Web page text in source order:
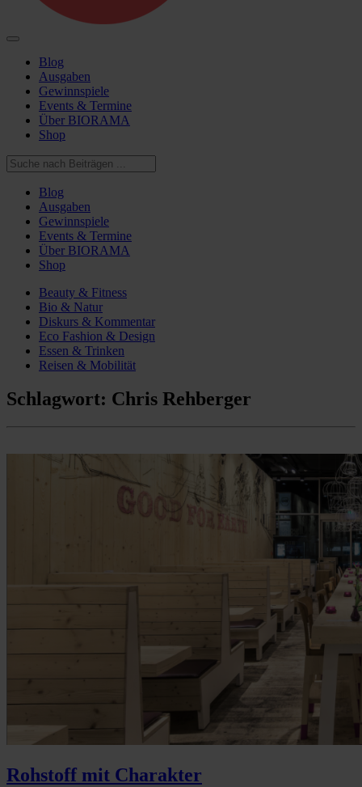
Blog
Ausgaben
Gewinnspiele
Events & Termine
Über BIORAMA
Shop
Blog
Ausgaben
Gewinnspiele
Events & Termine
Über BIORAMA
Shop
Beauty & Fitness
Bio & Natur
Diskurs & Kommentar
Eco Fashion & Design
Essen & Trinken
Reisen & Mobilität
Schlagwort: Chris Rehberger
Rohstoff mit Charakter